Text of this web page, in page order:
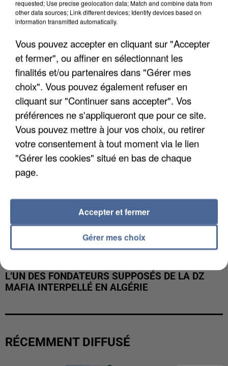
APRÈS TOUTES CES CANICULES, LES REFUGES
DE FAUNE SAUVAGE SONT...
L’UN DES FONDATEURS SUPPOSÉS DE LA DZ
MAFIA INTERPELLÉ EN ALGÉRIE
RÉCEMMENT DIFFUSÉ
requested; Use precise geolocation data; Match and combine data from
other data sources; Link different devices; Identify devices based on
information transmitted automatically.
Vous pouvez accepter en cliquant sur "Accepter
et fermer", ou affiner en sélectionnant les
finalités et/ou partenaires dans "Gérer mes
choix". Vous pouvez également refuser en
cliquant sur "Continuer sans accepter". Vos
préférences ne s'appliqueront que pour ce site.
Vous pouvez mettre à jour vos choix, ou retirer
votre consentement à tout moment via le lien
"Gérer les cookies" situé en bas de chaque
page.
Gérer mes choix
Accepter et fermer